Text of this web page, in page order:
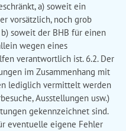
a) soweit ein
vorsätzlich, noch grob
soweit der BHB für einen
wegen eines
verantwortlich ist. 6.2. Der
im Zusammenhang mit
lediglich vermittelt werden
Ausstellungen usw.)
gekennzeichnet sind.
eventuelle eigene Fehler